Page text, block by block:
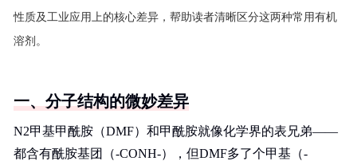
性质及工业应用上的核心差异，帮助读者清晰区分这两种常用有机
溶剂。
一、分子结构的微妙差异
N2甲基甲酰胺（DMF）和甲酰胺就像化学界的表兄弟——
都含有酰胺基团（-CONH-），但DMF多了个甲基（-